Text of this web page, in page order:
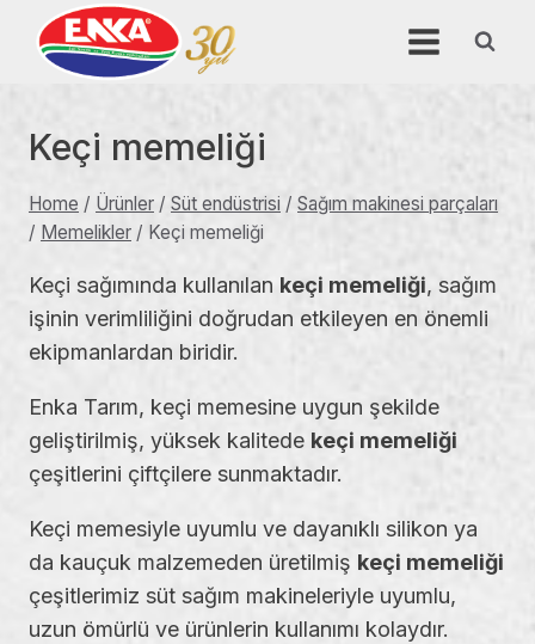
content
Keçi memeliği
Home / Ürünler / Süt endüstrisi / Sağım makinesi parçaları
/ Memelikler / Keçi memeliği
Keçi sağımında kullanılan keçi memeliği, sağım
işinin verimliliğini doğrudan etkileyen en önemli
ekipmanlardan biridir.
Enka Tarım, keçi memesine uygun şekilde
geliştirilmiş, yüksek kalitede keçi memeliği
çeşitlerini çiftçilere sunmaktadır.
Keçi memesiyle uyumlu ve dayanıklı silikon ya
da kauçuk malzemeden üretilmiş keçi memeliği
çeşitlerimiz süt sağım makineleriyle uyumlu,
uzun ömürlü ve ürünlerin kullanımı kolaydır.